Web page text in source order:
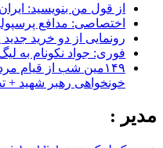
از قول من بنویسید:
اختصاصی: مدافع
رونمایی از دو خرید
فوری: جواد نکونام به
۱۴۹مین شب از قیام
خونخواهی رهبر شهید +
مدیر :